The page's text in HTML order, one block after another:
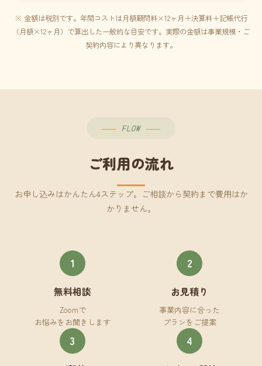
※ 金額は税別です。年間コストは月額顧問料×12ヶ月＋決算料＋記帳代行
（月額×12ヶ月）で算出した一般的な目安です。実際の金額は事業規模・ご
契約内容により異なります。
FLOW
ご利用の流れ
お申し込みはかんたん4ステップ。ご相談から契約まで費用はか
かりません。
1
無料相談
Zoomで
お悩みをお聞きします
2
お見積り
事業内容に合った
プランをご提案
3 4